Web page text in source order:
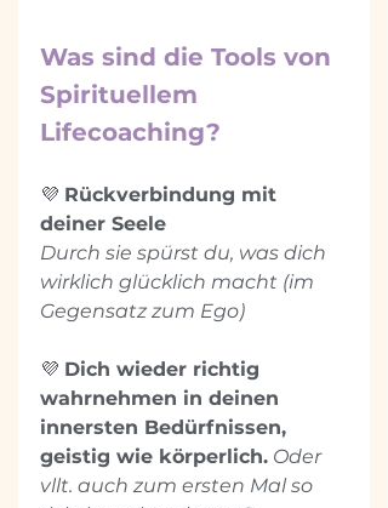
Was sind die Tools von
Spirituellem
Lifecoaching?
💜 Rückverbindung mit
deiner Seele
Durch sie spürst du, was dich
wirklich glücklich macht (im
Gegensatz zum Ego)
💜 Dich wieder richtig
wahrnehmen in deinen
innersten Bedürfnissen,
geistig wie körperlich. Oder
vllt. auch zum ersten Mal so